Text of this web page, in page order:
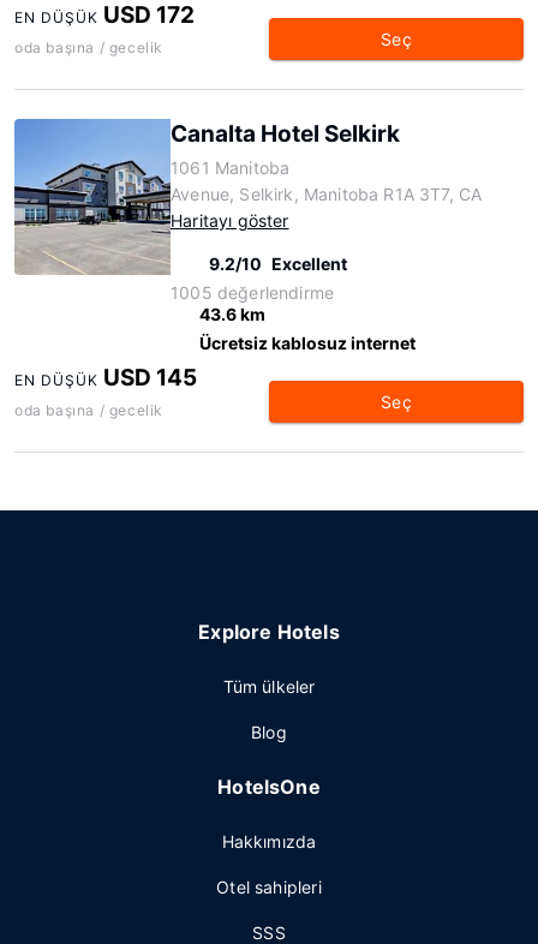
EN DÜŞÜK USD 172
oda başına / gecelik Seç
Canalta Hotel Selkirk
1061 Manitoba
Avenue, Selkirk, Manitoba R1A 3T7, CA
Haritayı göster
9.2/10 Excellent
1005 değerlendirme
43.6 km
Ücretsiz kablosuz internet
EN DÜŞÜK USD 145
oda başına / gecelik Seç
Explore Hotels
Tüm ülkeler
Blog
HotelsOne
Hakkımızda
Otel sahipleri
SSS